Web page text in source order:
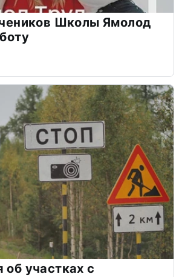
Школы Ямолод
участках с